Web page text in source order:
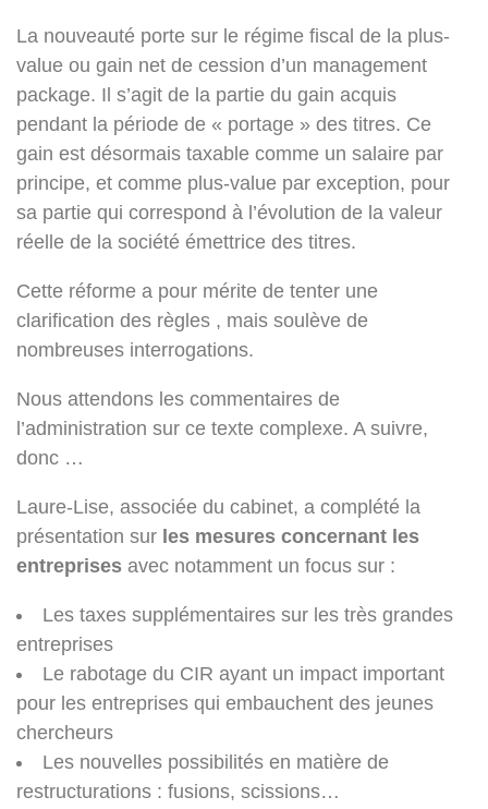
La nouveauté porte sur le régime fiscal de la plus-
value ou gain net de cession d’un management
package. Il s’agit de la partie du gain acquis
pendant la période de « portage » des titres. Ce
gain est désormais taxable comme un salaire par
principe, et comme plus-value par exception, pour
sa partie qui correspond à l’évolution de la valeur
réelle de la société émettrice des titres.
Cette réforme a pour mérite de tenter une
clarification des règles , mais soulève de
nombreuses interrogations.
Nous attendons les commentaires de
l’administration sur ce texte complexe. A suivre,
donc …
Laure-Lise, associée du cabinet, a complété la
présentation sur les mesures concernant les
entreprises avec notamment un focus sur :
Les taxes supplémentaires sur les très grandes
entreprises
Le rabotage du CIR ayant un impact important
pour les entreprises qui embauchent des jeunes
chercheurs
Les nouvelles possibilités en matière de
restructurations : fusions, scissions…